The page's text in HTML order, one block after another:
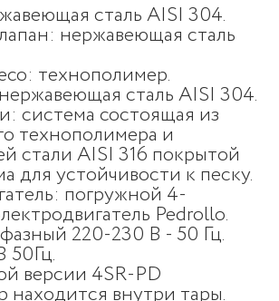
сталь AISI 304.
нержавеющая сталь
технополимер.
сталь AISI 304.
система состоящая из
технополимера и
стали AISI 316 покрытой
для устойчивости к песку.
погружной 4-
Pedrollo.
220-230 В - 50 Гц.
50Гц.
версии 4SR-PD
находится внутри тары.